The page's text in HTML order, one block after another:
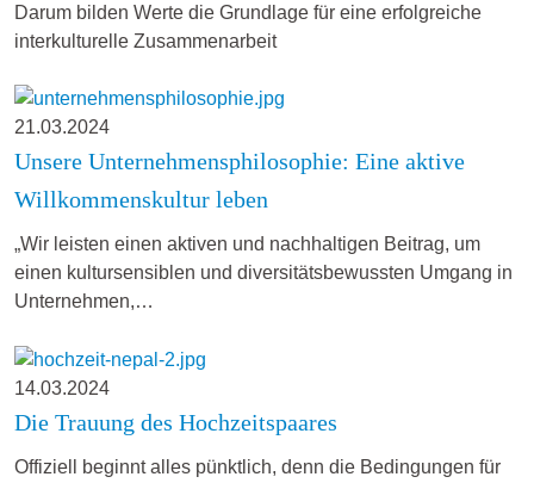
Darum bilden Werte die Grundlage für eine erfolgreiche
interkulturelle Zusammenarbeit
21.03.2024
Unsere Unternehmensphilosophie: Eine aktive
Willkommenskultur leben
„Wir leisten einen aktiven und nachhaltigen Beitrag, um
einen kultursensiblen und diversitätsbewussten Umgang in
Unternehmen,…
14.03.2024
Die Trauung des Hochzeitspaares
Offiziell beginnt alles pünktlich, denn die Bedingungen für